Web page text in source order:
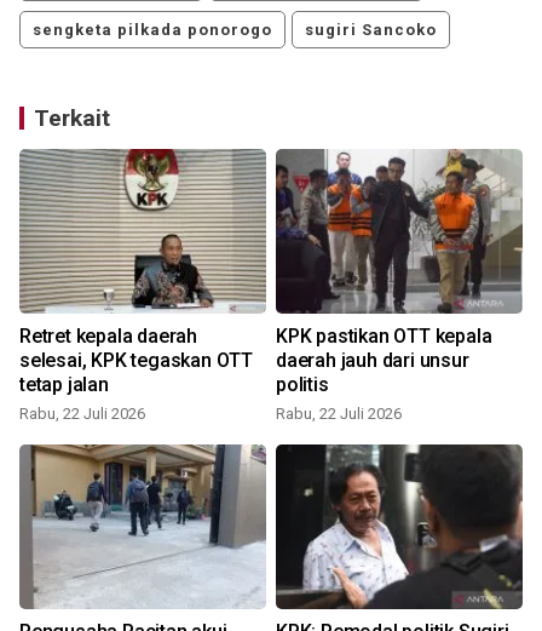
sengketa pilkada ponorogo sugiri Sancoko
Terkait
Retret kepala daerah
selesai, KPK tegaskan OTT
tetap jalan
Rabu, 22 Juli 2026
KPK pastikan OTT kepala
daerah jauh dari unsur
politis
Rabu, 22 Juli 2026